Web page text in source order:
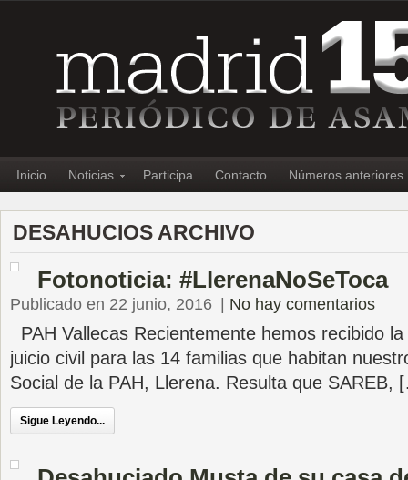
Inicio Noticias Participa Contacto Números anteriores
DESAHUCIOS ARCHIVO
Fotonoticia: #LlerenaNoSeToca
Publicado en 22 junio, 2016 No hay comentarios
PAH Vallecas Recientemente hemos recibido
juicio civil para las 14 familias que habitan
Social de la PAH, Llerena. Resulta que SAREB,
Sigue Leyendo...